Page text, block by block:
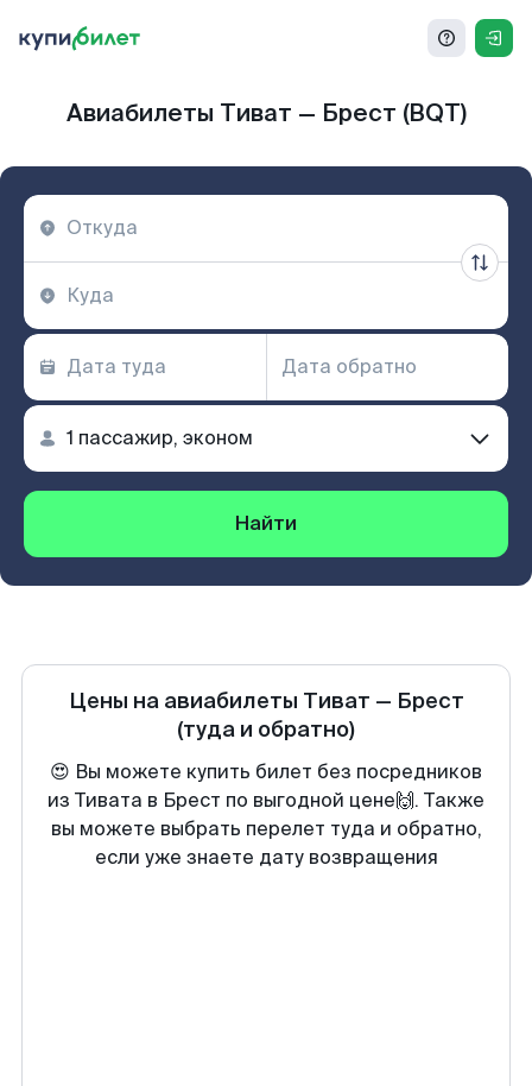
Авиабилеты Тиват — Брест (BQT)
Найти
Цены на авиабилеты Тиват — Брест
(туда и обратно)
😍 Вы можете купить билет без посредников
из Тивата в Брест по выгодной цене🙌. Также
вы можете выбрать перелет туда и обратно,
если уже знаете дату возвращения